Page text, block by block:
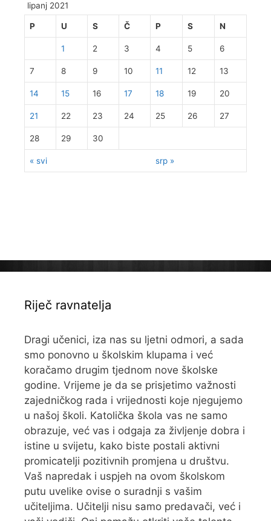
lipanj 2021
P U S Č P S N
« svi srp »
1 2 3 4 5 6
7 8 9 10 11 12 13
14 15 16 17 18 19 20
21 22 23 24 25 26 27
28 29 30
Riječ ravnatelja
Dragi učenici, iza nas su ljetni odmori, a sada
smo ponovno u školskim klupama i već
koračamo drugim tjednom nove školske
godine. Vrijeme je da se prisjetimo važnosti
zajedničkog rada i vrijednosti koje njegujemo
u našoj školi. Katolička škola vas ne samo
obrazuje, već vas i odgaja za življenje dobra i
istine u svijetu, kako biste postali aktivni
promicatelji pozitivnih promjena u društvu.
Vaš napredak i uspjeh na ovom školskom
putu uvelike ovise o suradnji s vašim
učiteljima. Učitelji nisu samo predavači, već i